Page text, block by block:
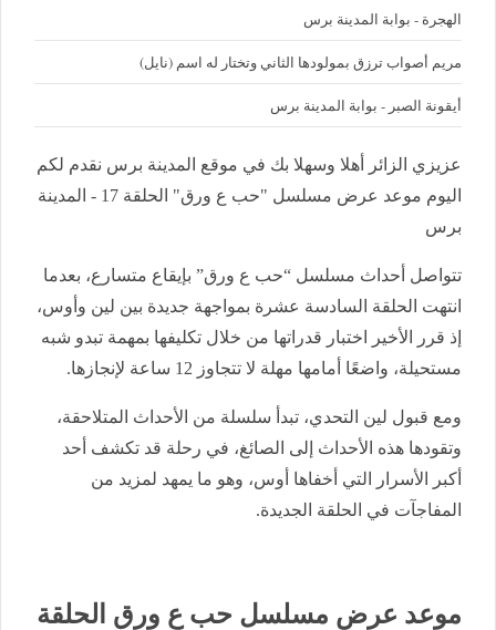
الهجرة - بوابة المدينة برس
مريم أصواب ترزق بمولودها الثاني وتختار له اسم (نايل)
أيقونة الصبر - بوابة المدينة برس
عزيزي الزائر أهلا وسهلا بك في موقع المدينة برس نقدم لكم
اليوم موعد عرض مسلسل "حب ع ورق" الحلقة 17 - المدينة
برس
تتواصل أحداث مسلسل “حب ع ورق” بإيقاع متسارع، بعدما
انتهت الحلقة السادسة عشرة بمواجهة جديدة بين لين وأوس،
إذ قرر الأخير اختبار قدراتها من خلال تكليفها بمهمة تبدو شبه
مستحيلة، واضعًا أمامها مهلة لا تتجاوز 12 ساعة لإنجازها.
ومع قبول لين التحدي، تبدأ سلسلة من الأحداث المتلاحقة،
وتقودها هذه الأحداث إلى الصائغ، في رحلة قد تكشف أحد
أكبر الأسرار التي أخفاها أوس، وهو ما يمهد لمزيد من
المفاجآت في الحلقة الجديدة.
موعد عرض مسلسل حب ع ورق الحلقة